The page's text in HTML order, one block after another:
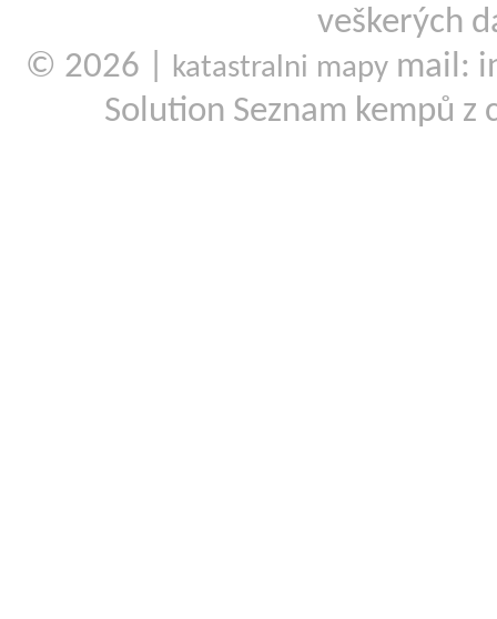
veškerých
© 2026 |
katastralni mapy mail:
Solution Seznam kempů z